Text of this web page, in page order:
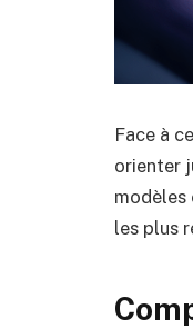
Face à
orienter
modèles
les plus